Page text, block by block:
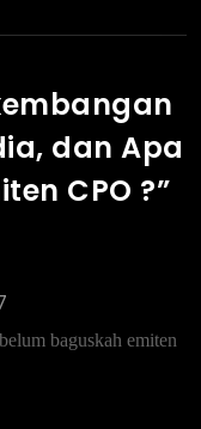
dan Apa
CPO ?”
baguskah emiten